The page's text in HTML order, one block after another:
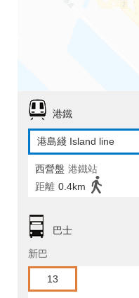
港鐵
港島綫 Island line
西營盤 港鐵站
距離 0.4km
巴士
新巴
13